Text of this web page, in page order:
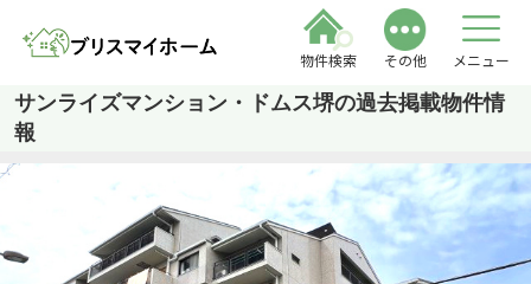
物件検索 その他 メニュー
サンライズマンション・ドムス堺の過去掲載物件情
報